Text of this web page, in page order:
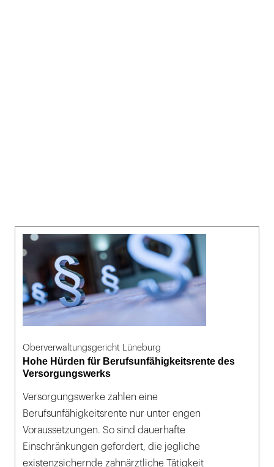
Oberverwaltungsgericht Lüneburg
Hohe Hürden für Berufsunfähigkeitsrente des
Versorgungswerks
Versorgungswerke zahlen eine
Berufsunfähigkeitsrente nur unter engen
Voraussetzungen. So sind dauerhafte
Einschränkungen gefordert, die jegliche
existenzsichernde zahnärztliche Tätigkeit